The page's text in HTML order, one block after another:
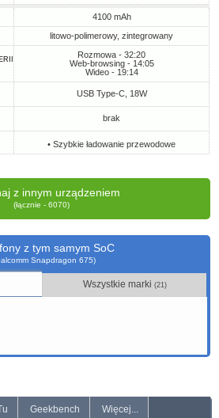
4100 mAh
litowo-polimerowy, zintegrowany
Rozmowa - 32:20
Web-browsing - 14:05
Wideo - 19:14
USB Type-C, 18W
brak
• Szybkie ładowanie przewodowe
z innym urządzeniem
(łącznie - 6070)
z tym samym SoC
Snapdragon 675)
Wszystkie marki (21)
Geekbench Więcej...